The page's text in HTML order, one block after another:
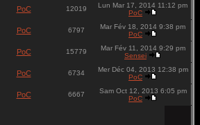
PoC 12019
Lun Mar 17, 2014 11:12 pm
PoC
PoC 6797
Mar Fév 18, 2014 9:38 pm
PoC
PoC 15779
Mar Fév 11, 2014 9:29 pm
Sensei
PoC 6734
Mer Déc 04, 2013 12:38 pm
PoC
PoC 6667
Sam Oct 12, 2013 6:05 pm
PoC